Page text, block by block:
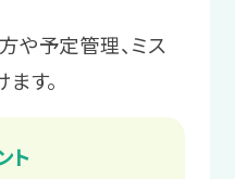
行し、企業に
安を伝えるお
で模擬的な業
場で起こりがち
んだり、自己理解
や予定管理、ミス
す。
ト